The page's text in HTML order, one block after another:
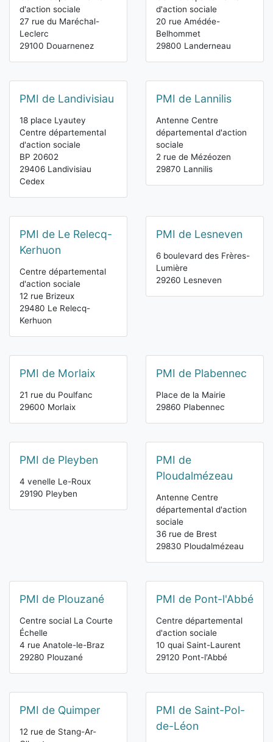
d'action sociale
27 rue du Maréchal-
Leclerc
29100 Douarnenez
d'action sociale
20 rue Amédée-
Belhommet
29800 Landerneau
PMI de Landivisiau
18 place Lyautey
Centre départemental
d'action sociale
BP 20602
29406 Landivisiau
Cedex
PMI de Lannilis
Antenne Centre
départemental d'action
sociale
2 rue de Mézéozen
29870 Lannilis
PMI de Le Relecq-
Kerhuon
Centre départemental
d'action sociale
12 rue Brizeux
29480 Le Relecq-
Kerhuon
PMI de Lesneven
6 boulevard des Frères-
Lumière
29260 Lesneven
PMI de Morlaix
21 rue du Poulfanc
29600 Morlaix
PMI de Plabennec
Place de la Mairie
29860 Plabennec
PMI de Pleyben
4 venelle Le-Roux
29190 Pleyben
PMI de
Ploudalmézeau
Antenne Centre
départemental d'action
sociale
36 rue de Brest
29830 Ploudalmézeau
PMI de Plouzané
Centre social La Courte
Échelle
4 rue Anatole-le-Braz
29280 Plouzané
PMI de Pont-l'Abbé
Centre départemental
d'action sociale
10 quai Saint-Laurent
29120 Pont-l'Abbé
PMI de Quimper
12 rue de Stang-Ar-
PMI de Saint-Pol-
de-Léon